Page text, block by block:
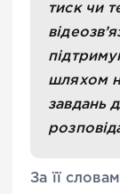
тиск чи
шляхом
завдань
За її